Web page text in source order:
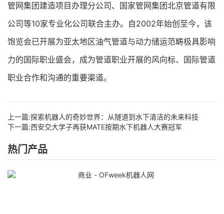
管网集团建造项目办理分公司、国家管网集团北京管道有限
公司等10家专业化公司联合主办。自2002年始创至今，该
饱览会已开展为亚太地区油气管道与动力储运范畴极具影响
力的国际职业盛会，成为管道职业开展的风向标、国际管道
职业合作和沟通的重要渠道。
上一篇:探索机器人的奇妙世界：从隧道到水下清洁的未来科技
下一篇:西安交大学子再获MATE按期水下机器人大赛冠军
热门产品